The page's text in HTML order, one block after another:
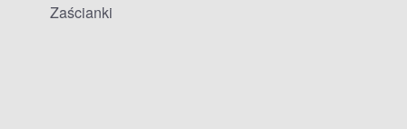
Zaścianki